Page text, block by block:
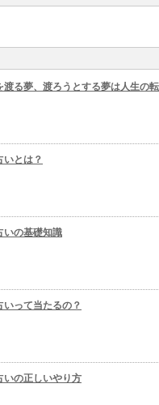
渡る夢、渡ろうとする夢は人生の
いとは？
いの基礎知識
いって当たるの？
いの正しいやり方